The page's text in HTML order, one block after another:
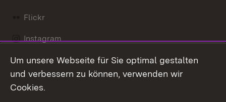
Flickr
Instagram
Social Wall
Um unsere Webseite für Sie optimal gestalten
und verbessern zu können, verwenden wir
Cookies.